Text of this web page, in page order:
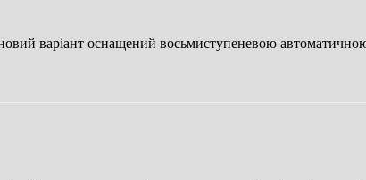
варіант оснащений восьмиступеневою